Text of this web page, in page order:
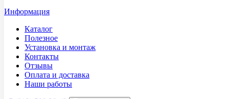
Информация
Каталог
Полезное
Установка и монтаж
Контакты
Отзывы
Оплата и доставка
Наши работы